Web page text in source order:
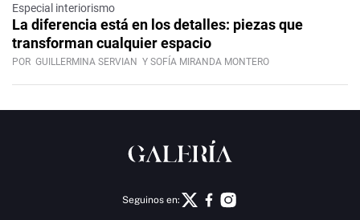
Especial interiorismo
La diferencia está en los detalles: piezas que
transforman cualquier espacio
POR GUILLERMINA SERVIAN Y SOFÍA MIRANDA MONTERO
Seguinos en: